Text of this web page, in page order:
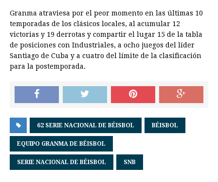
Granma atraviesa por el peor momento en las últimas 10
temporadas de los clásicos locales, al acumular 12
victorias y 19 derrotas y compartir el lugar 15 de la tabla
de posiciones con Industriales, a ocho juegos del líder
Santiago de Cuba y a cuatro del límite de la clasificación
para la postemporada.
62 SERIE NACIONAL DE BÉISBOL BÉISBOL
EQUIPO GRANMA DE BÉISBOL
SERIE NACIONAL DE BÉISBOL SNB